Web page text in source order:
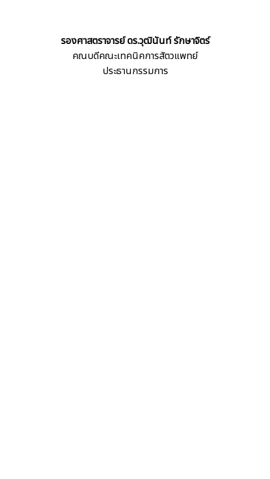
รองศาสตราจารย์ ดร.วุฒินันท์ รักษาจิตร์
คณบดีคณะเทคนิคการสัตวแพทย์
ประธานกรรมการ